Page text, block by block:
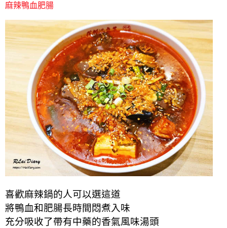
麻辣鴨血肥腸
喜歡麻辣鍋的人可以選這道
將鴨血和肥腸長時間悶煮入味
充分吸收了帶有中藥的香氣風味湯頭